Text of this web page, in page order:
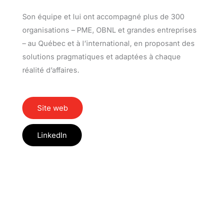
Son équipe et lui ont accompagné plus de 300
organisations – PME, OBNL et grandes entreprises
– au Québec et à l’international, en proposant des
solutions pragmatiques et adaptées à chaque
réalité d’affaires.
Site web
LinkedIn